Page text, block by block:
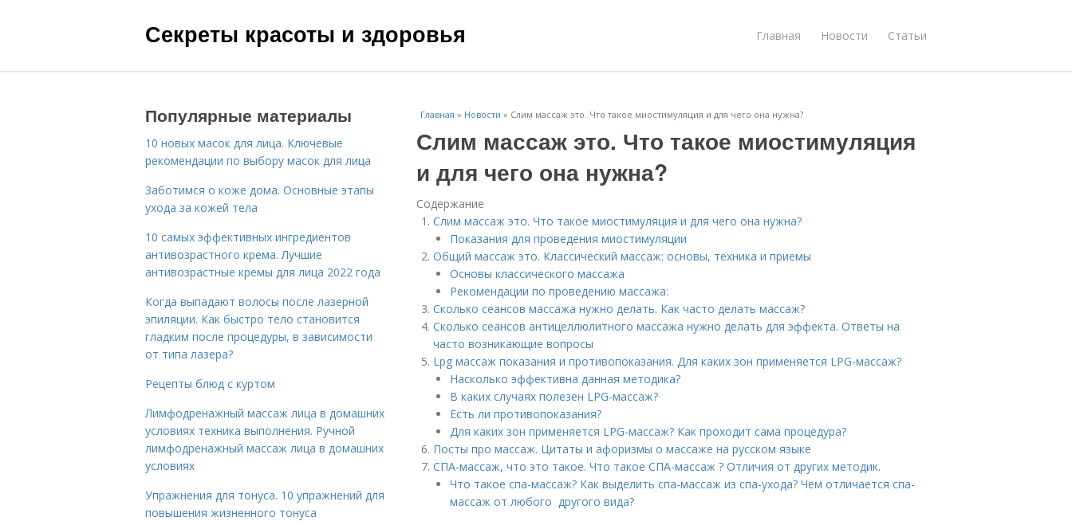
Секреты красоты и здоровья Главная Новости Статьи
Главная » Новости » Слим массаж это. Что такое миостимуляция и для чего она нужна?
Слим массаж это. Что такое миостимуляция
и для чего она нужна?
Содержание
Слим массаж это. Что такое миостимуляция и для чего она нужна?
Показания для проведения миостимуляции
Общий массаж это. Классический массаж: основы, техника и приемы
Основы классического массажа
Рекомендации по проведению массажа:
Сколько сеансов массажа нужно делать. Как часто делать массаж?
Сколько сеансов антицеллюлитного массажа нужно делать для эффекта. Ответы на
часто возникающие вопросы
Lpg массаж показания и противопоказания. Для каких зон применяется LPG-массаж?
Насколько эффективна данная методика?
В каких случаях полезен LPG-массаж?
Есть ли противопоказания?
Для каких зон применяется LPG-массаж? Как проходит сама процедура?
Посты про массаж. Цитаты и афоризмы о массаже на русском языке
СПА-массаж, что это такое. Что такое СПА-массаж ? Отличия от других методик.
Что такое спа-массаж? Как выделить спа-массаж из спа-ухода? Чем отличается спа-
массаж от любого другого вида?
Популярные материалы
10 новых масок для лица. Ключевые
рекомендации по выбору масок для лица
Заботимся о коже дома. Основные этапы
ухода за кожей тела
10 самых эффективных ингредиентов
антивозрастного крема. Лучшие
антивозрастные кремы для лица 2022 года
Когда выпадают волосы после лазерной
эпиляции. Как быстро тело становится
гладким после процедуры, в зависимости
от типа лазера?
Рецепты блюд с куртом
Лимфодренажный массаж лица в домашних
условиях техника выполнения. Ручной
лимфодренажный массаж лица в домашних
условиях
Упражнения для тонуса. 10 упражнений для
повышения жизненного тонуса